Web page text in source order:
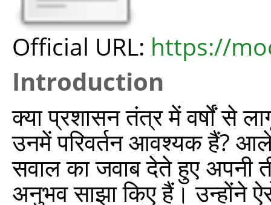
Official URL: https://
Introduction
क्या प्रशासन तंत्र में वर्षों से
उनमें परिवर्तन आवश्यक हैं?
सवाल का जवाब देते हुए
अनुभव साझा किए हैं। उन्होंने